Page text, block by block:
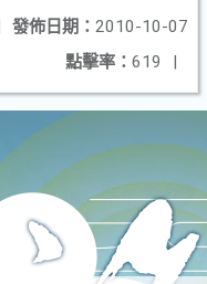
發佈日期： 2010-10-07
點擊率： 619 |